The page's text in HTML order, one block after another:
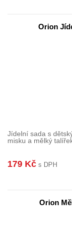
Orion
Jídelní sada s
misku a mělký
179 Kč s DPH
Orion